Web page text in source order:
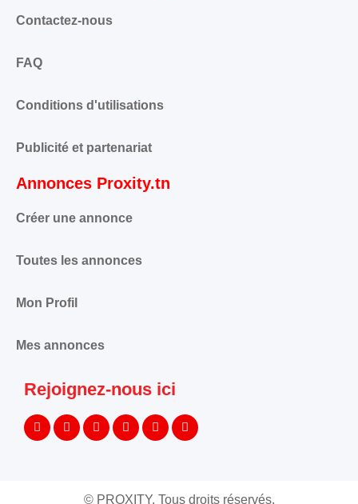
Contactez-nous
FAQ
Conditions d'utilisations
Publicité et partenariat
Annonces Proxity.tn
Créer une annonce
Toutes les annonces
Mon Profil
Mes annonces
Rejoignez-nous ici
© PROXITY. Tous droits réservés.